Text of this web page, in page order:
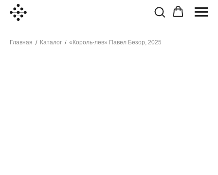
Главная / Каталог / «Король-лев» Павел Безор, 2025